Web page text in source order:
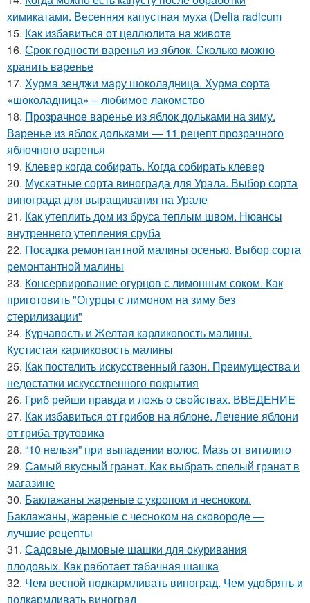
химикатами. Весенняя капустная муха (Delia radicum
15. Как избавиться от целлюлита на животе
16. Срок годности варенья из яблок. Сколько можно
хранить варенье
17. Хурма зенджи мару шоколадница. Хурма сорта
«шоколадница» – любимое лакомство
18. Прозрачное варенье из яблок дольками на зиму.
Варенье из яблок дольками — 11 рецепт прозрачного
яблочного варенья
19. Клевер когда собирать. Когда собирать клевер
20. Мускатные сорта винограда для Урала. Выбор сорта
винограда для выращивания на Урале
21. Как утеплить дом из бруса теплым швом. Нюансы
внутреннего утепления сруба
22. Посадка ремонтантной малины осенью. Выбор сорта
ремонтантной малины
23. Консервирование огурцов с лимонным соком. Как
приготовить "Огурцы с лимоном на зиму без
стерилизации"
24. Курчавость и Желтая карликовость малины.
Кустистая карликовость малины
25. Как постелить искусственный газон. Преимущества и
недостатки искусственного покрытия
26. Гриб рейши правда и ложь о свойствах. ВВЕДЕНИЕ
27. Как избавиться от грибов на яблоне. Лечение яблони
от гриба-трутовика
28. “10 нельзя” при выпадении волос. Мазь от витилиго
29. Самый вкусный гранат. Как выбрать спелый гранат в
магазине
30. Баклажаны жареные с укропом и чесноком.
Баклажаны, жареные с чесноком на сковороде —
лучшие рецепты
31. Садовые дымовые шашки для окуривания
плодовых. Как работает табачная шашка
32. Чем весной подкармливать виноград. Чем удобрять и
подкармливать виноград